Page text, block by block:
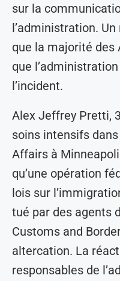
sur la
l’administration.
que la majorité des
que
l’incident.
Alex Jeffrey Pretti,
soins intensifs
Affairs à
qu’une opération
lois sur
tué par des agents
Customs and
altercation. La
responsables de